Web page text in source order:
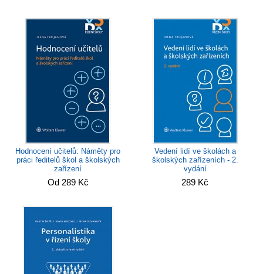
Hodnocení učitelů: Náměty pro
práci ředitelů škol a školských
zařízení
Od 289 Kč
Vedení lidí ve školách a
školských zařízeních - 2.
vydání
289 Kč